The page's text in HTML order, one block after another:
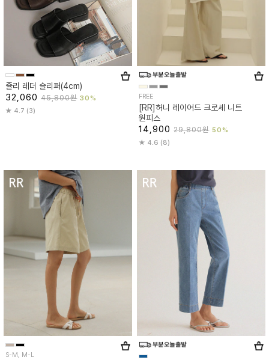
쥴리 레더 슬리퍼(4cm)
32,06045,800원 30%
4.7 (3)
FREE
[RR]허니 레이어드 크로셰 니트
원피스
14,90029,800원 50%
4.6 (8)
S-M, M-L